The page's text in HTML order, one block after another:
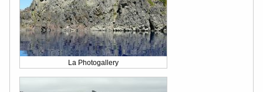
La Photogallery